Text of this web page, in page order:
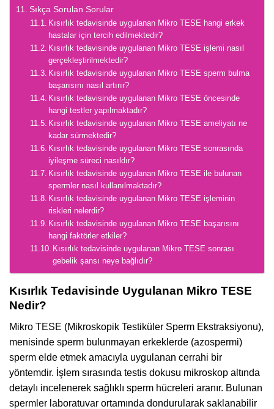
Sıkça Sorulan Sorular
Kısırlık tedavisinde uygulanan Mikro TESE hangi erkek
hastalar için tercih edilmektedir?
Kısırlık tedavisinde uygulanan Mikro TESE işlemi nasıl
gerçekleştirilmektedir?
Kısırlık tedavisinde uygulanan Mikro TESE sperm bulma
başarısını nasıl artırır?
Kısırlık tedavisinde uygulanan Mikro TESE öncesinde
hangi testler yapılmaktadır?
Kısırlık tedavisinde uygulanan Mikro TESE ameliyatı ne
kadar sürmektedir?
Kısırlık tedavisinde uygulanan Mikro TESE sonrasında
iyileşme süreci nasıldır?
Kısırlık tedavisinde uygulanan Mikro TESE ile bulunan
spermler nasıl kullanılmaktadır?
Kısırlık tedavisinde uygulanan Mikro TESE işleminin
riskleri nelerdir?
Kısırlık tedavisinde uygulanan Mikro TESE başarısını
hangi faktörler etkiler?
Kısırlık tedavisinde uygulanan Mikro TESE sonrası
gebelik şansı neye bağlıdır?
Kısırlık Tedavisinde Uygulanan Mikro TESE
Nedir?
Mikro TESE (Mikroskopik Testiküler Sperm Ekstraksiyonu),
menisinde sperm bulunmayan erkeklerde (azospermi)
sperm elde etmek amacıyla uygulanan cerrahi bir
yöntemdir. İşlem sırasında testis dokusu mikroskop altında
detaylı incelenerek sağlıklı sperm hücreleri aranır. Bulunan
spermler laboratuvar ortamında dondurularak saklanabilir